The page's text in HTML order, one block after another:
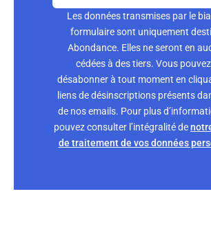
Les données transmises par le
formulaire sont uniquement
Abondance. Elles ne seront en
cédées à des tiers. Vous
désabonner à tout moment en
liens de désinscriptions présents
de nos emails. Pour plus
pouvez consulter l’intégralité de
de traitement de vos données